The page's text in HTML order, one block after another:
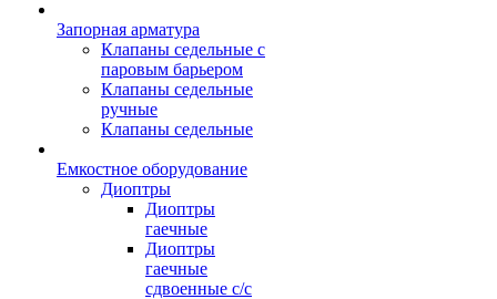
Запорная арматура
Клапаны седельные с
паровым барьером
Клапаны седельные
ручные
Клапаны седельные
Емкостное оборудование
Диоптры
Диоптры
гаечные
Диоптры
гаечные
сдвоенные c/c